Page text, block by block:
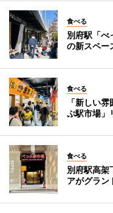
食べる
別府駅「
の新スペー
食べる
「新しい
ぷ駅市場」
食べる
別府駅高架
アがグラン